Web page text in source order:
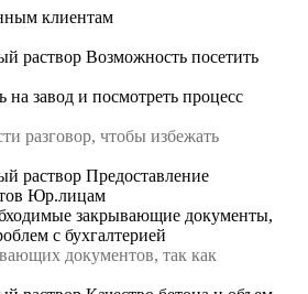
клиентам
Возможность посетить
на завод и посмотреть процесс
разговор, чтобы избежать
Предоставление
Юр.лицам
закрывающие документы,
с бухгалтерией
документов, так как